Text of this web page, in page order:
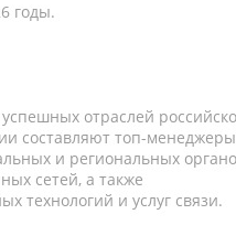
годы.
отраслей
составляют топ-
и региональных
сетей, а также
технологий и услуг связи.